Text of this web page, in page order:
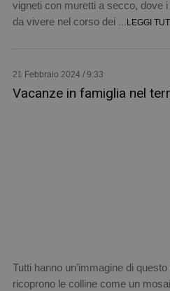
vigneti con muretti a secco, dove
da vivere nel corso dei …LEGGI
21 Febbraio 2024 / 9:33
Vacanze in famiglia nel
Tutti hanno un’immagine di
ricoprono le colline come un